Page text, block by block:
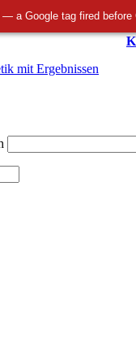
a Google tag fired before